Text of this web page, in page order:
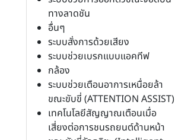
ทางลาดชัน
อื่นๆ
ระบบสั่งการด้วยเสียง
ระบบช่วยเบรกแบบแอคทีฟ
กล้อง
ระบบช่วยเตือนอาการเหนื่อยล้า
ขณะขับขี่ (ATTENTION ASSIST)
เทคโนโลยีสัญญาณเตือนเมื่อ
เสี่ยงต่อการชนรถยนต์ด้านหน้า